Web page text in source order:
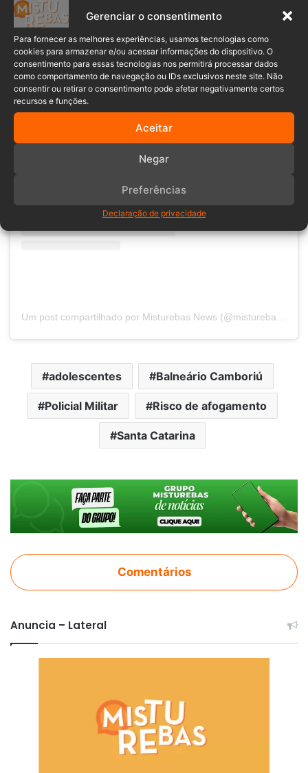
Gerenciar o consentimento
Para fornecer as melhores experiências, usamos tecnologias como
cookies para armazenar e/ou acessar informações do dispositivo. O
consentimento para essas tecnologias nos permitirá processar dados
como comportamento de navegação ou IDs exclusivos neste site. Não
consentir ou retirar o consentimento pode afetar negativamente certos
recursos e funções.
Aceitar
Negar
Preferências
Declaração de privacidade
adolescentes Balneário Camboriú
Policial Militar Risco de afogamento
Santa Catarina
Comentários
Anuncia – Lateral